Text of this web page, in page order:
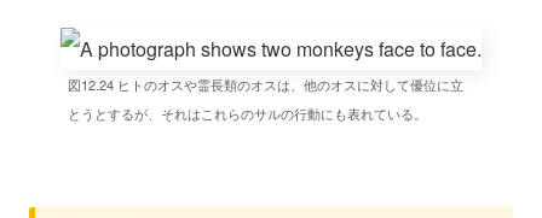
図12.24 ヒトのオスや霊長類のオスは、他のオスに対して優位に立
とうとするが、それはこれらのサルの行動にも表れている。